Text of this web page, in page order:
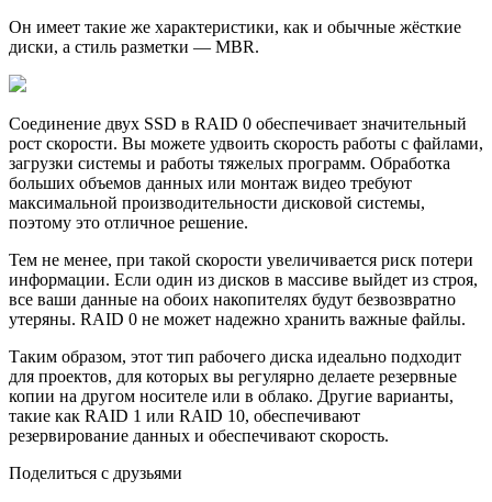
Он имеет такие же характеристики, как и обычные жёсткие
диски, а стиль разметки — MBR.
Соединение двух SSD в RAID 0 обеспечивает значительный
рост скорости. Вы можете удвоить скорость работы с файлами,
загрузки системы и работы тяжелых программ. Обработка
больших объемов данных или монтаж видео требуют
максимальной производительности дисковой системы,
поэтому это отличное решение.
Тем не менее, при такой скорости увеличивается риск потери
информации. Если один из дисков в массиве выйдет из строя,
все ваши данные на обоих накопителях будут безвозвратно
утеряны. RAID 0 не может надежно хранить важные файлы.
Таким образом, этот тип рабочего диска идеально подходит
для проектов, для которых вы регулярно делаете резервные
копии на другом носителе или в облако. Другие варианты,
такие как RAID 1 или RAID 10, обеспечивают
резервирование данных и обеспечивают скорость.
Поделиться с друзьями